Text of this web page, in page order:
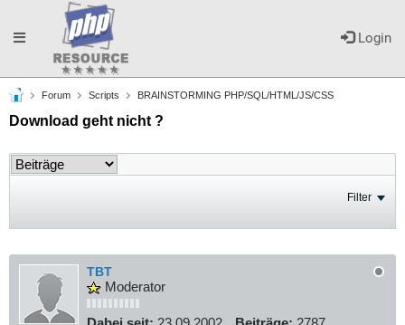
Login
Toggle
navigation
Forum Scripts BRAINSTORMING PHP/SQL/HTML/JS/CSS
Download geht nicht ?
Filter
TBT
Moderator